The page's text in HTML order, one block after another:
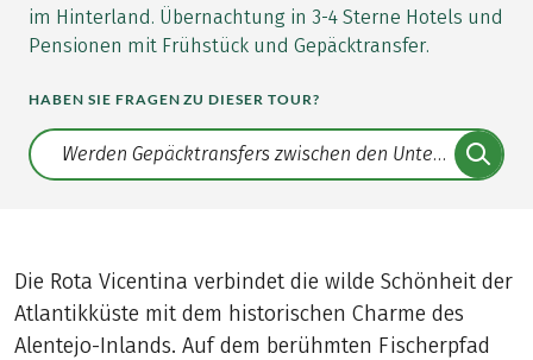
im Hinterland. Übernachtung in 3-4 Sterne Hotels und
Pensionen mit Frühstück und Gepäcktransfer.
HABEN SIE FRAGEN ZU DIESER TOUR?
Translate: a11y.faq.search
Die Rota Vicentina verbindet die wilde Schönheit der
Atlantikküste mit dem historischen Charme des
Alentejo-Inlands. Auf dem berühmten Fischerpfad